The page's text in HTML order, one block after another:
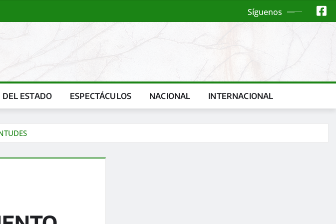
Síguenos
DEL ESTADO ESPECTÁCULOS NACIONAL INTERNACIONAL